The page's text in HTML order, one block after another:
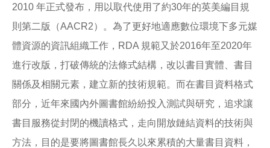
2010 年正式發布，用以取代使用了約30年的英美編目規
則第二版（AACR2）。為了更好地適應數位環境下多元媒
體資源的資訊組織工作，RDA 規範又於2016年至2020年
進行改版，打破傳統的法條式結構，改以書目實體、書目
關係及相關元素，建立新的技術規範。而在書目資料格式
部分，近年來國內外圖書館紛紛投入測試與研究，追求讓
書目服務從封閉的機讀格式，走向開放鏈結資料的技術與
方法，目的是要將圖書館長久以來累積的大量書目資料，